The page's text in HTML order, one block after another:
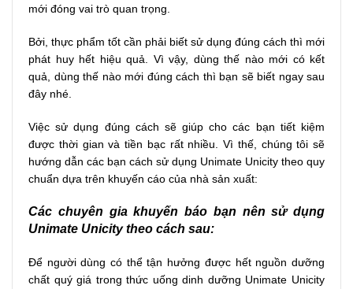
mới đóng vai trò quan trọng.
Bởi, thực phẩm tốt cần phải biết sử dụng đúng cách thì mới
phát huy hết hiệu quả. Vì vậy, dùng thế nào mới có kết
quả, dùng thế nào mới đúng cách thì bạn sẽ biết ngay sau
đây nhé.
Việc sử dụng đúng cách sẽ giúp cho các bạn tiết kiệm
được thời gian và tiền bạc rất nhiều. Vì thế, chúng tôi sẽ
hướng dẫn các bạn cách sử dụng Unimate Unicity theo quy
chuẩn dựa trên khuyến cáo của nhà sản xuất:
Các chuyên gia khuyến báo bạn nên sử dụng
Unimate Unicity theo cách sau:
Để người dùng có thể tận hưởng được hết nguồn dưỡng
chất quý giá trong thức uống dinh dưỡng Unimate Unicity